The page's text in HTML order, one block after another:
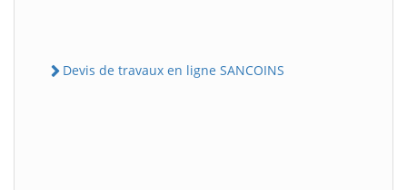
Devis de travaux en ligne SANCOINS